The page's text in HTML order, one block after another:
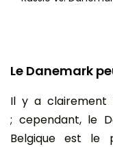
Le Danemark
Il y a clairement
; cependant, le
Belgique est le